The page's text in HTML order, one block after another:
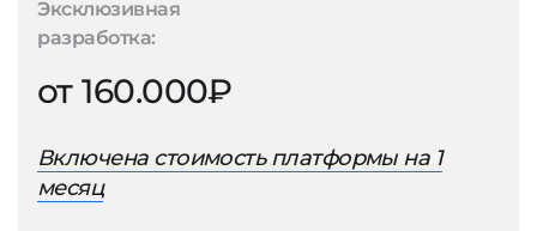
Эксклюзивная
разработка:
от 160.000₽
Включена стоимость платформы на 1
месяц